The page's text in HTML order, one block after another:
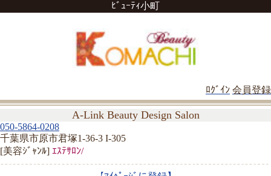
ﾋﾞｭｰﾃｨ小町
ﾛｸﾞｲﾝ 会員登録
A-Link Beauty Design Salon
050-5864-0208
千葉県市原市君塚1-36-3 I-305
[美容ｼﾞｬﾝﾙ] ｴｽﾃｻﾛﾝ/